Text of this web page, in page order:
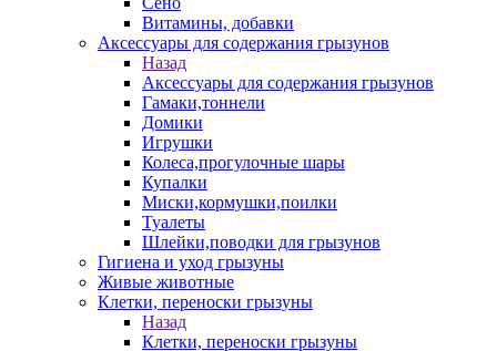
Витамины, добавки
Аксессуары для содержания грызунов
Назад
Аксессуары для содержания грызунов
Гамаки,тоннели
Домики
Игрушки
Колеса,прогулочные шары
Купалки
Миски,кормушки,поилки
Туалеты
Шлейки,поводки для грызунов
Гигиена и уход грызуны
Живые животные
Клетки, переноски грызуны
Назад
Клетки, переноски грызуны